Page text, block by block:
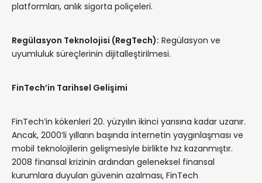
platformları, anlık sigorta poliçeleri.
Regülasyon Teknolojisi (RegTech): Regülasyon ve
uyumluluk süreçlerinin dijitalleştirilmesi.
FinTech’in Tarihsel Gelişimi
FinTech’in kökenleri 20. yüzyılın ikinci yarısına kadar uzanır.
Ancak, 2000’li yılların başında internetin yaygınlaşması ve
mobil teknolojilerin gelişmesiyle birlikte hız kazanmıştır.
2008 finansal krizinin ardından geleneksel finansal
kurumlara duyulan güvenin azalması, FinTech